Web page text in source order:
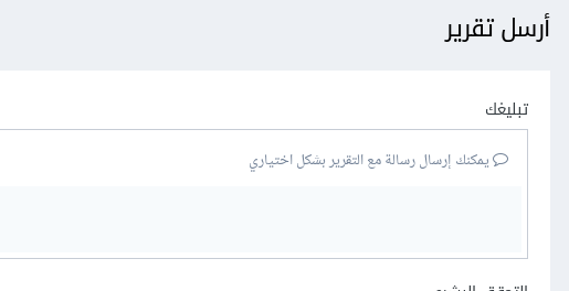
أرسل تقرير
تبليغك
يمكنك إرسال رسالة مع التقرير بشكل اختياري